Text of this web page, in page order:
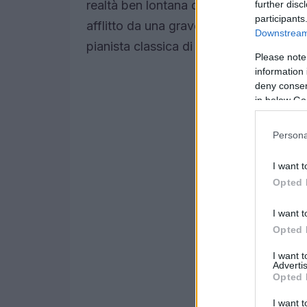
further
Please
information
deny
in below
I want
Opted
I want
Opted
I want
Opted
I want
realtà ben lontana dalle luci di
afflitto da una grave forma di
pianista classica di 65 anni.